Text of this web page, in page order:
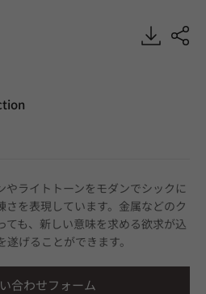
やライトトーンをモダンでシックに
さを表現しています。金属などのク
ても、新しい意味を求める欲求が込
げることができます。
合わせフォーム